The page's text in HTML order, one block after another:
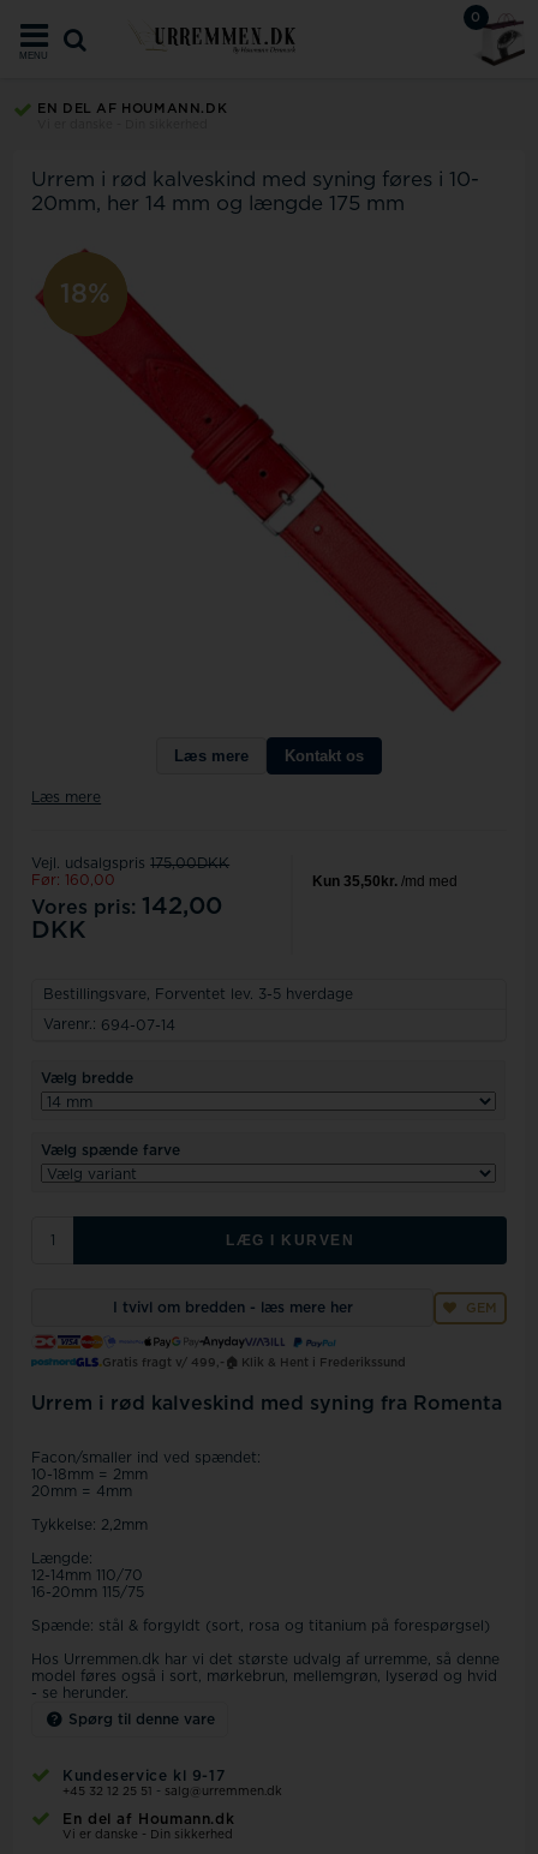
0
MENU
EN DEL AF HOUMANN.DK
Urrem i rød kalveskind med syning føres i 10-
20mm, her 14 mm og længde 175 mm
11%
18%
Læs mere Kontakt os
Læs mere
Vejl. udsalgspris 175,00DKK
Før: 160,00
Vores pris: 142,00
DKK
Bestillingsvare, Forventet lev. 3-5 hverdage
Varenr.: 694-07-14
Vælg bredde
Vælg spænde farve
LÆG I KURVEN
I tvivl om bredden - læs mere her GEM
Gratis fragt v/ 499,- 🏠 Klik & Hent i Frederikssund
Urrem i rød kalveskind med syning fra Romenta
Facon/smaller ind ved spændet:
10-18mm = 2mm
20mm = 4mm
Tykkelse: 2,2mm
Længde:
12-14mm 110/70
16-20mm 115/75
Spænde: stål & forgyldt (sort, rosa og titanium på forespørgsel)
Hos Urremmen.dk har vi det største udvalg af urremme, så denne
model føres også i sort, mørkebrun, mellemgrøn, lyserød og hvid
- se herunder.
Spørg til denne vare
Kundeservice kl 9-17
+45 32 12 25 51 - salg@urremmen.dk
En del af Houmann.dk
Vi er danske - Din sikkerhed